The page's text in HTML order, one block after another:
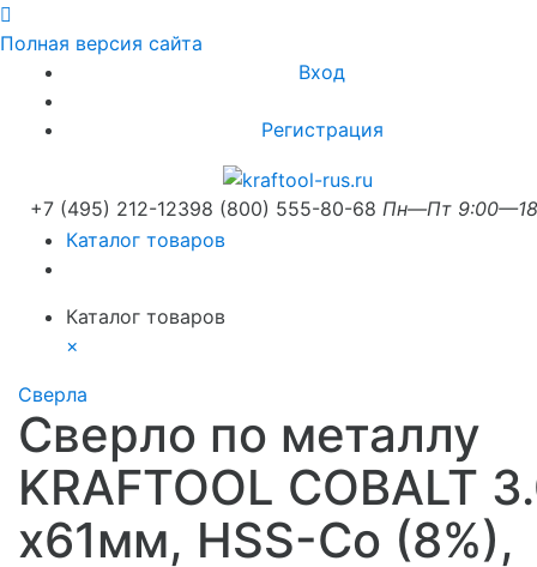
Полная версия сайта
Вход
Регистрация
+7 (495) 212-12398 (800) 555-80-68 Пн—Пт
Каталог товаров
Каталог товаров
×
Сверла
Сверло по металлу
KRAFTOOL COBALT
х61мм, HSS-Co (8%),